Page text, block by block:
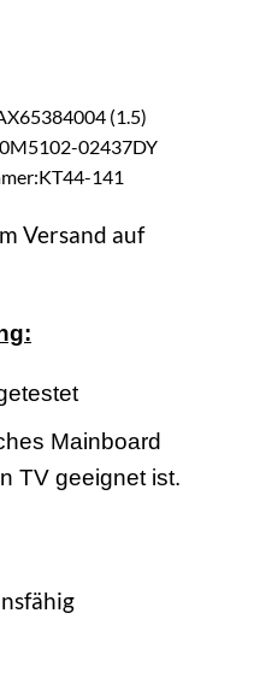
(1.5)
02437DY
141
Versand auf
Mainboard
TV geeignet ist.